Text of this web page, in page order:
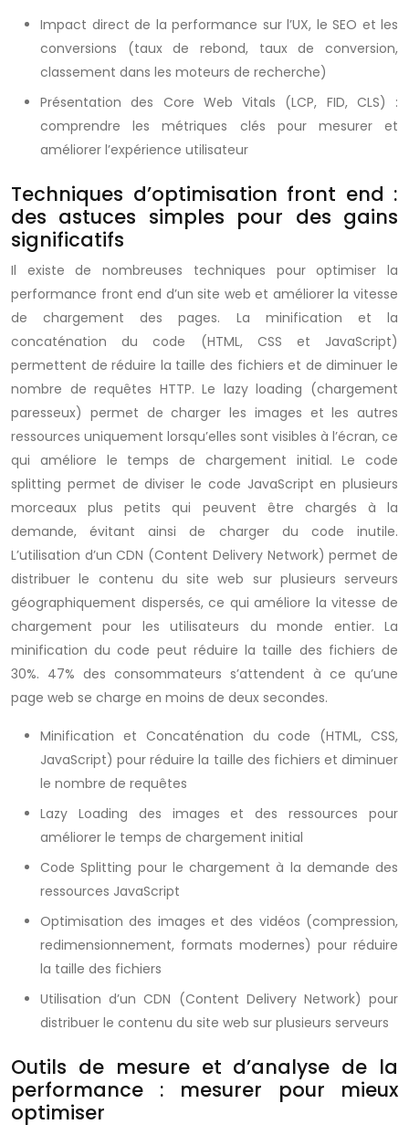
Impact direct de la performance sur l’UX, le SEO et les
conversions (taux de rebond, taux de conversion,
classement dans les moteurs de recherche)
Présentation des Core Web Vitals (LCP, FID, CLS) :
comprendre les métriques clés pour mesurer et
améliorer l’expérience utilisateur
Techniques d’optimisation front end :
des astuces simples pour des gains
significatifs
Il existe de nombreuses techniques pour optimiser la
performance front end d’un site web et améliorer la vitesse
de chargement des pages. La minification et la
concaténation du code (HTML, CSS et JavaScript)
permettent de réduire la taille des fichiers et de diminuer le
nombre de requêtes HTTP. Le lazy loading (chargement
paresseux) permet de charger les images et les autres
ressources uniquement lorsqu’elles sont visibles à l’écran, ce
qui améliore le temps de chargement initial. Le code
splitting permet de diviser le code JavaScript en plusieurs
morceaux plus petits qui peuvent être chargés à la
demande, évitant ainsi de charger du code inutile.
L’utilisation d’un CDN (Content Delivery Network) permet de
distribuer le contenu du site web sur plusieurs serveurs
géographiquement dispersés, ce qui améliore la vitesse de
chargement pour les utilisateurs du monde entier. La
minification du code peut réduire la taille des fichiers de
30%. 47% des consommateurs s’attendent à ce qu’une
page web se charge en moins de deux secondes.
Minification et Concaténation du code (HTML, CSS,
JavaScript) pour réduire la taille des fichiers et diminuer
le nombre de requêtes
Lazy Loading des images et des ressources pour
améliorer le temps de chargement initial
Code Splitting pour le chargement à la demande des
ressources JavaScript
Optimisation des images et des vidéos (compression,
redimensionnement, formats modernes) pour réduire
la taille des fichiers
Utilisation d’un CDN (Content Delivery Network) pour
distribuer le contenu du site web sur plusieurs serveurs
Outils de mesure et d’analyse de la
performance : mesurer pour mieux
optimiser